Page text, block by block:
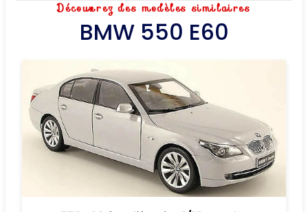
Découvrez des modèles similaires
BMW 550 E60